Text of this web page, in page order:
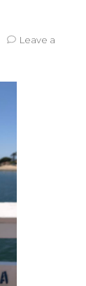
Leave a